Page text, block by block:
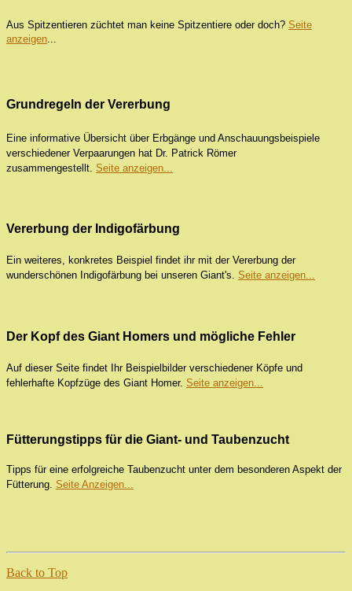
Aus Spitzentieren züchtet man keine Spitzentiere oder doch? Seite
anzeigen...
Grundregeln der Vererbung
Eine informative Übersicht über Erbgänge und Anschauungsbeispiele
verschiedener Verpaarungen hat Dr. Patrick Römer
zusammengestellt. Seite anzeigen...
Vererbung der Indigofärbung
Ein weiteres, konkretes Beispiel findet ihr mit der Vererbung der
wunderschönen Indigofärbung bei unseren Giant's. Seite anzeigen...
Der Kopf des Giant Homers und mögliche Fehler
Auf dieser Seite findet Ihr Beispielbilder verschiedener Köpfe und
fehlerhafte Kopfzüge des Giant Homer. Seite anzeigen...
Fütterungstipps für die Giant- und Taubenzucht
Tipps für eine erfolgreiche Taubenzucht unter dem besonderen Aspekt der
Fütterung. Seite Anzeigen...
Back to Top